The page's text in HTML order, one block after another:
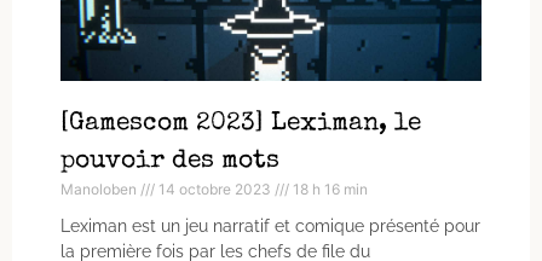
[Gamescom 2023] Leximan, le
pouvoir des mots
Manoloben 14 octobre 2023 18 h 16 min
Leximan est un jeu narratif et comique présenté pour
la première fois par les chefs de file du